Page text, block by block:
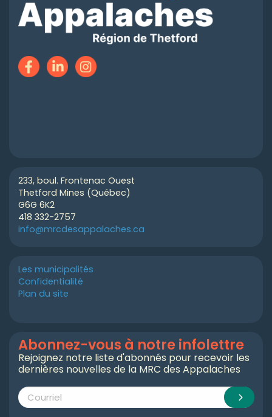
233, boul. Frontenac Ouest
Thetford Mines (Québec)
G6G 6K2
418 332-2757
info@mrcdesappalaches.ca
Les municipalités
Confidentialité
Plan du site
Abonnez-vous à notre infolettre
Rejoignez notre liste d'abonnés pour recevoir les
dernières nouvelles de la MRC des Appalaches